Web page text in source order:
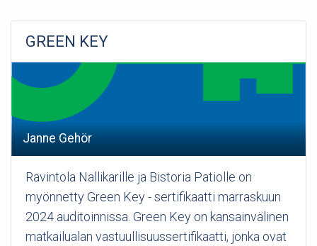
GREEN KEY
Janne Gehör
Ravintola Nallikarille ja Bistoria Patiolle on
myönnetty Green Key - sertifikaatti marraskuun
2024 auditoinnissa. Green Key on kansainvälinen
matkailualan vastuullisuussertifikaatti, jonka ovat